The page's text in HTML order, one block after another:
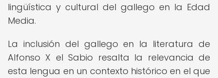
lingüística y cultural del gallego en la Edad
Media.
La inclusión del gallego en la literatura de
Alfonso X el Sabio resalta la relevancia de
esta lengua en un contexto histórico en el que